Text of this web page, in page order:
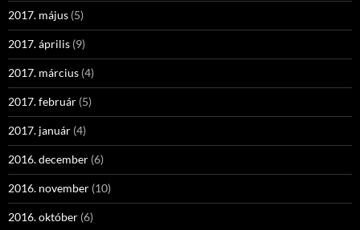
2017. május (5)
2017. április (9)
2017. március (4)
2017. február (5)
2017. január (4)
2016. december (6)
2016. november (10)
2016. október (6)